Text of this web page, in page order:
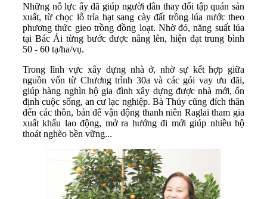
Những nỗ lực ấy đã giúp người dân thay đổi tập quán sản
xuất, từ chọc lỗ trỉa hạt sang cày đất trồng lúa nước theo
phương thức gieo trồng đồng loạt. Nhờ đó, năng suất lúa
tại Bác Ái từng bước được nâng lên, hiện đạt trung bình
50 - 60 tạ/ha/vụ.
Trong lĩnh vực xây dựng nhà ở, nhờ sự kết hợp giữa
nguồn vốn từ Chương trình 30a và các gói vay ưu đãi,
giúp hàng nghìn hộ gia đình xây dựng được nhà mới, ổn
định cuộc sống, an cư lạc nghiệp. Bà Thủy cũng đích thân
đến các thôn, bản để vận động thanh niên Raglai tham gia
xuất khẩu lao động, mở ra hướng đi mới giúp nhiều hộ
thoát nghèo bền vững...